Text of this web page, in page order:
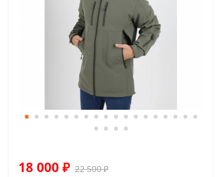
18 000 ₽ 22 500₽